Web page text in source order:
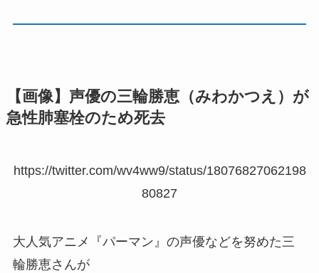
【画像】声優の三輪勝恵（みわかつえ）が
急性肺塞栓のため死去
https://twitter.com/wv4ww9/status/18076827062198
80827
大人気アニメ『パーマン』の声優などを努めた三
輪勝恵さんが